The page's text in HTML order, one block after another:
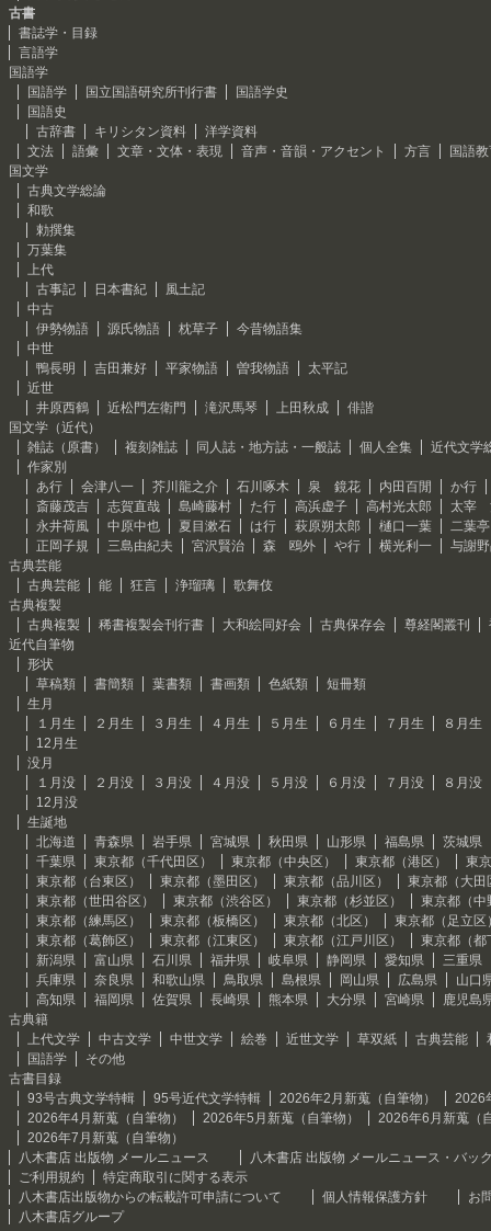
古書
書誌学・目録
言語学
国語学
国語学
国立国語研究所刊行書
国語学史
国語史
古辞書
キリシタン資料
洋学資料
文法
語彙 文章・文体・表現 音声・音韻・アクセント 方言
国語
国文学
古典文学総論
和歌
勅撰集
万葉集
上代
古事記
日本書紀
風土記
中古
伊勢物語
源氏物語 枕草子
今昔物語集
中世
鴨長明
吉田兼好 平家物語 曽我物語
太平記
近世
井原西鶴
近松門左衛門 滝沢馬琴 上田秋成
俳諧
国文学（近代）
雑誌（原書）
複刻雑誌 同人誌・地方誌・一般誌 個人全集
近代文学
作家別
あ行
会津八一 芥川龍之介 石川啄木 泉 鏡花 内田百閒
か行
斎藤茂吉
志賀直哉 島崎藤村 た行 高浜虚子 高村光太郎
太宰
永井荷風
中原中也 夏目漱石 は行 萩原朔太郎 樋口一葉
二葉
正岡子規
三島由紀夫 宮沢賢治 森 鴎外 や行 横光利一
与謝
古典芸能
古典芸能
能 狂言 浄瑠璃
歌舞伎
古典複製
古典複製
稀書複製会刊行書 大和絵同好会 古典保存会 尊経閣叢刊
近代自筆物
形状
草稿類
書簡類 葉書類 書画類 色紙類
短冊類
生月
１月生
２月生 ３月生 ４月生 ５月生 ６月生 ７月生
８月生
12月生
没月
１月没
２月没 ３月没 ４月没 ５月没 ６月没 ７月没
８月没
12月没
生誕地
北海道
青森県 岩手県 宮城県 秋田県 山形県 福島県
茨城県
千葉県
東京都（千代田区） 東京都（中央区） 東京都（港区）
東
東京都（台東区）
東京都（墨田区） 東京都（品川区）
東京都（大田
東京都（世田谷区）
東京都（渋谷区） 東京都（杉並区）
東京都（中
東京都（練馬区）
東京都（板橋区） 東京都（北区）
東京都（足立区
東京都（葛飾区）
東京都（江東区） 東京都（江戸川区）
東京都（都
新潟県
富山県 石川県 福井県 岐阜県 静岡県 愛知県
三重県
兵庫県
奈良県 和歌山県 鳥取県 島根県 岡山県 広島県
山口
高知県
福岡県 佐賀県 長崎県 熊本県 大分県 宮崎県
鹿児島
古典籍
上代文学
中古文学 中世文学 絵巻 近世文学 草双紙 古典芸能
国語学
その他
古書目録
93号古典文学特輯
95号近代文学特輯 2026年2月新蒐（自筆物）
2026
2026年4月新蒐（自筆物）
2026年5月新蒐（自筆物）
2026年6月新蒐（
2026年7月新蒐（自筆物）
八木書店 出版物 メールニュース
八木書店 出版物 メールニュース・バッ
ご利用規約
特定商取引に関する表示
八木書店出版物からの転載許可申請について
個人情報保護方針
お
八木書店グループ